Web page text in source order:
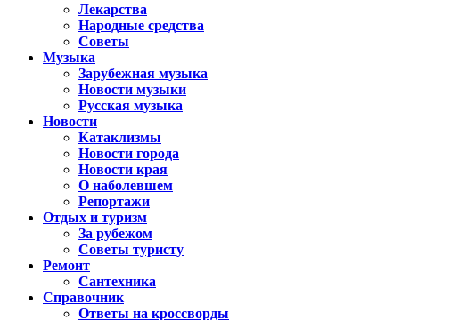
Лекарства
Народные средства
Советы
Музыка
Зарубежная музыка
Новости музыки
Русская музыка
Новости
Катаклизмы
Новости города
Новости края
О наболевшем
Репортажи
Отдых и туризм
За рубежом
Советы туристу
Ремонт
Сантехника
Справочник
Ответы на кроссворды